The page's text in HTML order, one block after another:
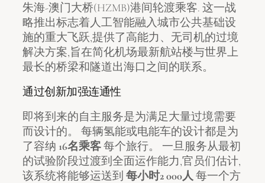
朱海-澳门大桥(HZMB)港间轮渡乘客. 这一战
略推出标志着人工智能融入城市公共基础设
施的重大飞跃,提供了高能力、无司机的过境
解决方案,旨在简化机场最新航站楼与世界上
最长的桥梁和隧道出海口之间的联系。
通过创新加强连通性
即将到来的自主服务是为满足大量过境需要
而设计的。 每辆氢能或电能车的设计都是为
了容纳 16名乘客每个旅行。 一旦服务从最初
的试验阶段过渡到全面运作能力,官员们估计,
该系统将能够运送到 每小时2 000人 每一个方